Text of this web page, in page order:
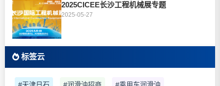
2025CICEE长沙工程机械展专题
2025-05-27
标签云